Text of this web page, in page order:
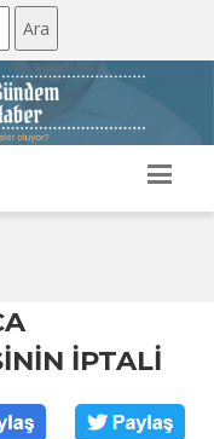
İPTALİ